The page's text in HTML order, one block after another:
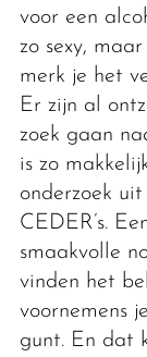
voor een
zo sexy,
merk je het
Er zijn al
zoek gaan
is zo
onderzoek
CEDER’s.
smaakvolle
vinden het
voornemens
gunt. En dat